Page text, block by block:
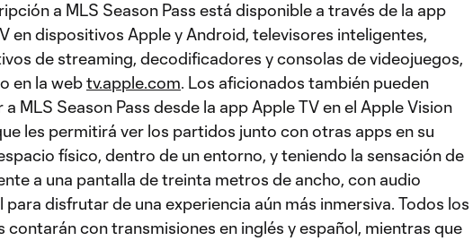
a MLS Season Pass está disponible a través de la app
en dispositivos Apple y Android, televisores inteligentes,
de streaming, decodificadores y consolas de videojuegos,
en la webtv.apple.com. Los aficionados también pueden
a MLS Season Pass desde la app Apple TV en el Apple Vision
les permitirá ver los partidos junto con otras apps en su
físico, dentro de un entorno, y teniendo la sensación de
a una pantalla de treinta metros de ancho, con audio
para disfrutar de una experiencia aún más inmersiva. Todos los
contarán con transmisiones en inglés y español, mientras que